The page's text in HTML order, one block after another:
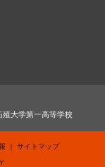
殖大学第一高等学校
サイトマップ